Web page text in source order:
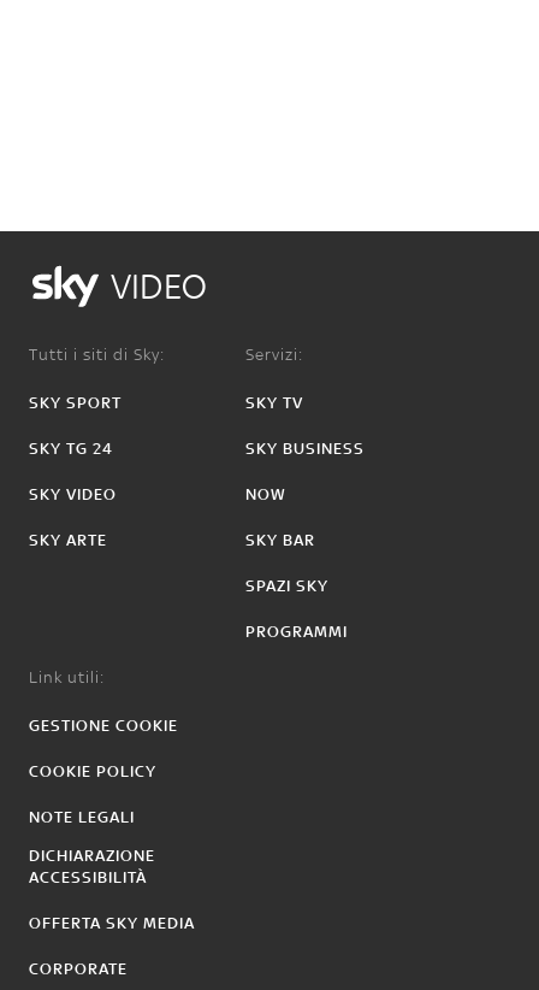
VIDEO
Tutti i siti di Sky:
SKY SPORT
SKY TG 24
SKY VIDEO
SKY ARTE
Servizi:
SKY TV
SKY BUSINESS
NOW
SKY BAR
SPAZI SKY
PROGRAMMI
Link utili:
GESTIONE COOKIE
COOKIE POLICY
NOTE LEGALI
DICHIARAZIONE
ACCESSIBILITÀ
OFFERTA SKY MEDIA
CORPORATE